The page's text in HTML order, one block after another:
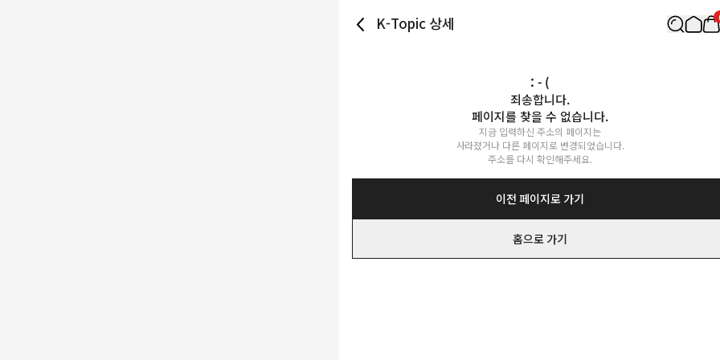
K-Topic 상세
: - (
죄송합니다.
페이지를 찾을 수 없습니다.
지금 입력하신 주소의 페이지는
사라졌거나 다른 페이지로 변경되었습니다.
주소를 다시 확인해주세요.
이전 페이지로 가기
홈으로 가기